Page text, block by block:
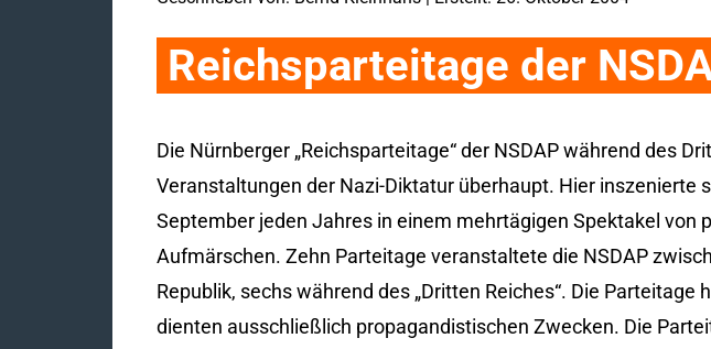
Reichsparteitage der
Die Nürnberger „Reichsparteitage“ der NSDAP während des
Veranstaltungen der Nazi-Diktatur überhaupt. Hier inszenierte
September jeden Jahres in einem mehrtägigen Spektakel von
Aufmärschen. Zehn Parteitage veranstaltete die NSDAP
Republik, sechs während des „Dritten Reiches“. Die
dienten ausschließlich propagandistischen Zwecken. Die